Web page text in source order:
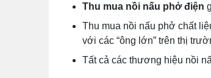
Thu mua nồi nấu phở điện
Thu mua nồi nấu phở chất
với các “ông lớn” trên thị
Tất cả các thương hiệu nồi